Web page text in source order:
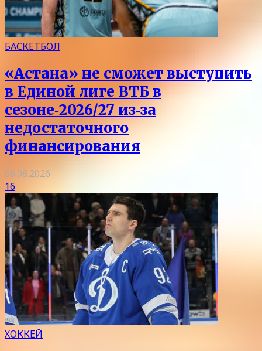
БАСКЕТБОЛ
«Астана» не сможет выступить
в Единой лиге ВТБ в
сезоне‑2026/27 из‑за
недостаточного
финансирования
06.08.2026
16
ХОККЕЙ